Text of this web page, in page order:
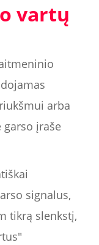
vartų
arba
įraše
signalus,
tikrą slenkstį,